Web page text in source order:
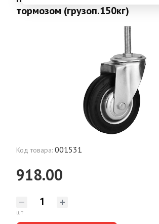
тормозом (грузоп.150кг)
Код товара: 001531
918.00
шт